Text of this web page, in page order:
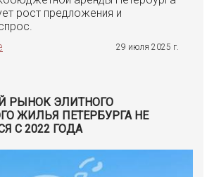
рост предложения и
29 июля 2025 г.
РЫНОК ЭЛИТНОГО
ЖИЛЬЯ ПЕТЕРБУРГА НЕ
С 2022 ГОДА